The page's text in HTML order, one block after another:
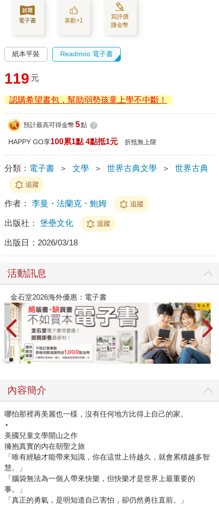
電子書 喜歡+1
寫評價
賺金幣
紙本平裝 Readmoo 電子書
119 元
認購希望書包，幫助弱勢孩童上學不中斷！
預計最高可得金幣 5點 ?
HAPPY GO享100累1點 4點抵1元 折抵無上限
分類： 電子書 ＞ 文學 ＞ 世界古典文學 ＞ 世界古典
追蹤
作者： 李曼・法蘭克・鮑姆 追蹤
出版社： 堡壘文化 追蹤
出版日： 2026/03/18
活動訊息
金石堂2026海外優惠：電子書
內容簡介
哪怕那裡再美麗也一樣，沒有任何地方比得上自己的家。
⋆
美國兒童文學開山之作
擁抱真實的內在朝聖之旅
「唯有經驗才能帶來知識，你在這世上待越久，就會累積越多智
慧。」
「腦袋無法為一個人帶來快樂，但快樂才是世界上最重要的
事。」
「真正的勇氣，是明知道自己害怕，卻仍然勇往直前。」